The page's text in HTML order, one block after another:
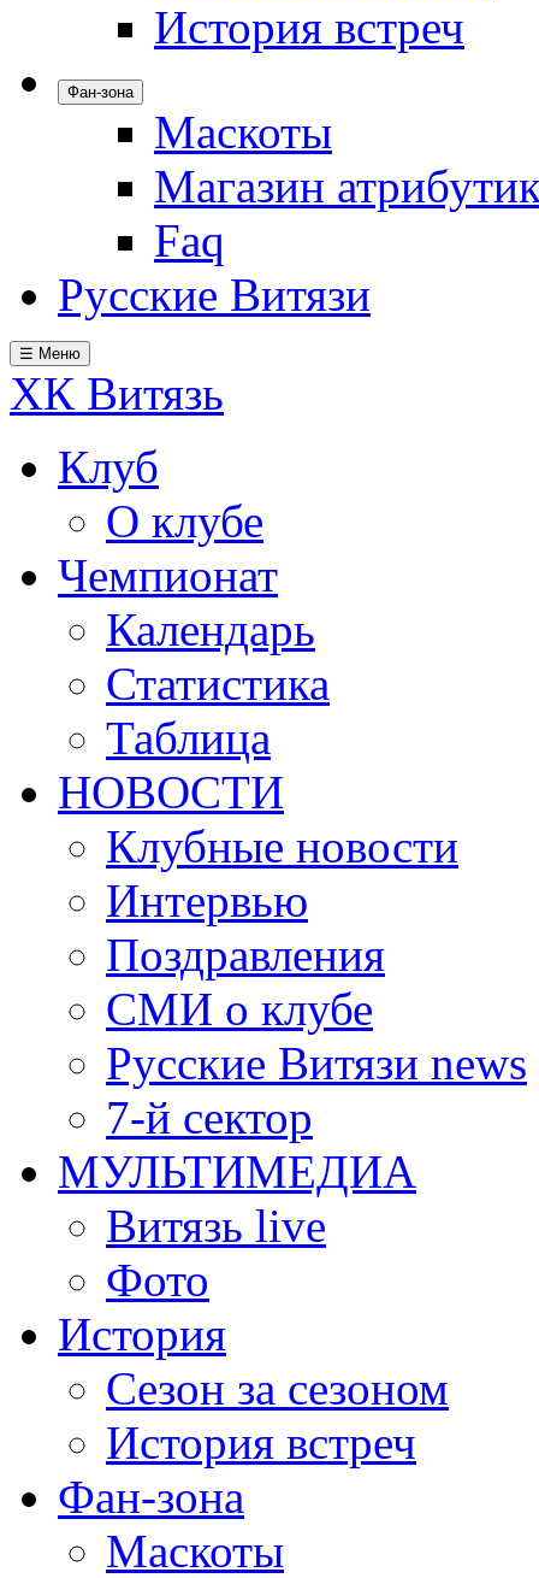
История встреч
Фан-зона
Маскоты
Магазин
Faq
Русские Витязи
☰ Меню
ХК Витязь
Клуб
О клубе
Чемпионат
Календарь
Статистика
Таблица
НОВОСТИ
Клубные новости
Интервью
Поздравления
СМИ о клубе
Русские Витязи news
7-й сектор
МУЛЬТИМЕДИА
Витязь live
Фото
История
Сезон за сезоном
История встреч
Фан-зона
Маскоты